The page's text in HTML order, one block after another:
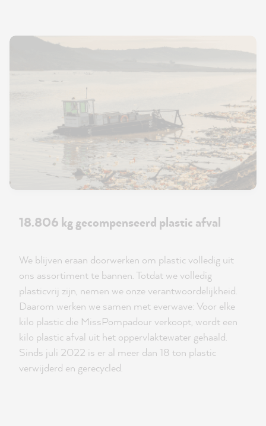
18.806 kg gecompenseerd plastic afval
We blijven eraan doorwerken om plastic volledig uit
ons assortiment te bannen. Totdat we volledig
plasticvrij zijn, nemen we onze verantwoordelijkheid.
Daarom werken we samen met everwave: Voor elke
kilo plastic die MissPompadour verkoopt, wordt een
kilo plastic afval uit het oppervlaktewater gehaald.
Sinds juli 2022 is er al meer dan 18 ton plastic
verwijderd en gerecycled.